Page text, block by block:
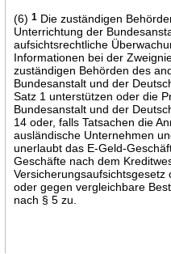
(6)1 Die zuständigen
Unterrichtung der
aufsichtsrechtliche
Informationen bei der
zuständigen Behörden des
Bundesanstalt und der
Satz 1 unterstützen oder die
Bundesanstalt und der
14 oder, falls Tatsachen die
ausländische Unternehmen
unerlaubt das E-Geld-
Geschäfte nach dem
oder gegen vergleichbare
nach § 5 zu.